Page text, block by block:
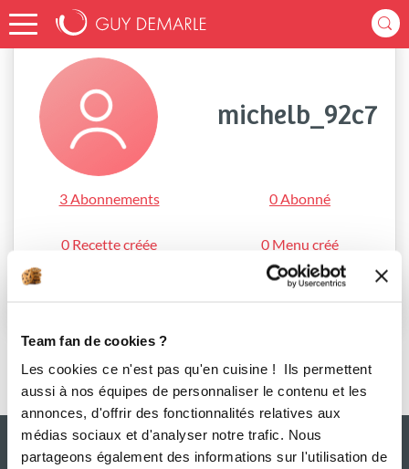
Team fan de cookies ?
Les cookies ce n'est pas qu'en cuisine ! Ils permettent
aussi à nos équipes de personnaliser le contenu et les
annonces, d'offrir des fonctionnalités relatives aux
médias sociaux et d'analyser notre trafic. Nous
partageons également des informations sur l'utilisation de
Accueil michelb_92c7
michelb_92c7
3 Abonnements 0 Abonné
0 Recette créée 0 Menu créé